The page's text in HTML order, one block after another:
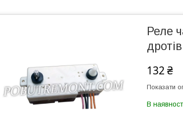
Реле
дротів
132 ₴
Показати
В